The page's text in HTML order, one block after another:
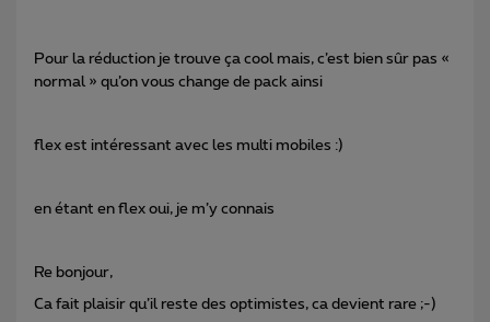
Pour la réduction je trouve ça cool mais, c’est bien sûr pas «
normal » qu’on vous change de pack ainsi
flex est intéressant avec les multi mobiles :)
en étant en flex oui, je m’y connais
Re bonjour,
Ca fait plaisir qu’il reste des optimistes, ca devient rare ;-)